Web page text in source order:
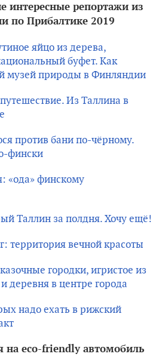
интересные репортажи из
по Прибалтике 2019
яйцо из дерева,
буфет. Как
музей природы в Финляндии
Из Таллина в
против бани по-чёрному.
фински
«ода» финскому
Таллин за полдня. Хочу ещё!
территория вечной красоты
городки, игристое из
деревня в центре города
надо ехать в рижский
на eco-friendly автомобиль